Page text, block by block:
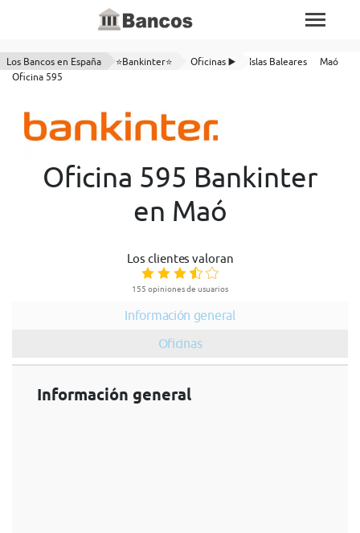
Los Bancos en España ⭐Bankinter⭐ Oficinas ▶️ Islas Baleares
Maó
Oficina 595
Oficina 595 Bankinter
en Maó
Los clientes valoran
155 opiniones de usuarios
Información general
Oficinas
Información general